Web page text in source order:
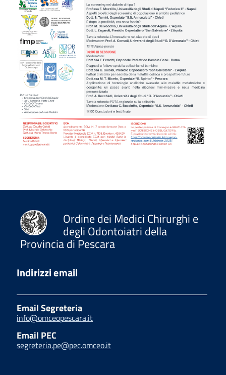
Ordine dei Medici Chirurghi e
degli Odontoiatri della
Provincia di Pescara
Indirizzi email
Email Segreteria
info@omceopescara.it
Email PEC
segreteria.pe@pec.omceo.it